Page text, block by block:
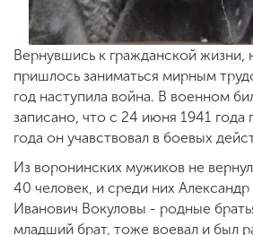
Вернувшись к гражданской жизни,
пришлось заниматься мирным
год наступила война. В военном
записано, что с 24 июня 1941 года
года он учавствовал в боевых
Из воронинских мужиков не
40 человек, и среди них
Иванович Вокуловы - родные
младший брат, тоже воевал и был